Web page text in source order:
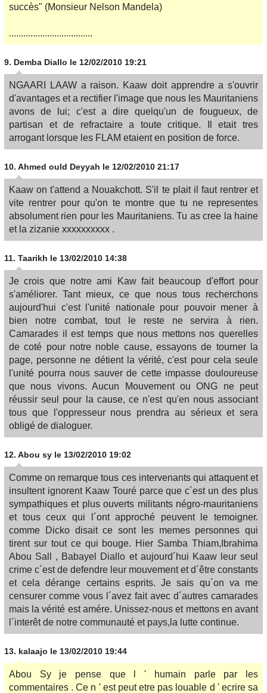
succès" (Monsieur Nelson Mandela)
...................................
9. Demba Diallo le 12/02/2010 19:21
NGAARI LAAW a raison. Kaaw doit apprendre a s'ouvrir
d'avantages et a rectifier l'image que nous les Mauritaniens
avons de lui; c'est a dire quelqu'un de fougueux, de
partisan et de refractaire a toute critique. Il etait tres
arrogant lorsque les FLAM etaient en position de force.
10. Ahmed ould Deyyah le 12/02/2010 21:17
Kaaw on t'attend a Nouakchott. S'il te plait il faut rentrer et
vite rentrer pour qu'on te montre que tu ne representes
absolument rien pour les Mauritaniens. Tu as cree la haine
et la zizanie xxxxxxxxxx .
11. Taarikh le 13/02/2010 14:38
Je crois que notre ami Kaw fait beaucoup d'effort pour
s'améliorer. Tant mieux, ce que nous tous recherchons
aujourd'hui c'est l'unité nationale pour pouvoir mener à
bien notre combat, tout le reste ne servira à rien.
Camarades il est temps que nous mettons nos querelles
de coté pour notre noble cause, essayons de tourner la
page, personne ne détient la vérité, c'est pour cela seule
l'unité pourra nous sauver de cette impasse douloureuse
que nous vivons. Aucun Mouvement ou ONG ne peut
réussir seul pour la cause, ce n'est qu'en nous associant
tous que l'oppresseur nous prendra au sérieux et sera
obligé de dialoguer.
12. Abou sy le 13/02/2010 19:02
Comme on remarque tous ces intervenants qui attaquent et
insultent ignorent Kaaw Touré parce que c´est un des plus
sympathiques et plus ouverts militants négro-mauritaniens
et tous ceux qui l´ont approché peuvent le temoigner.
comme Dicko disait ce sont les memes personnes qui
tirent sur tout ce qui bouge. Hier Samba Thiam,Ibrahima
Abou Sall , Babayel Diallo et aujourd´hui Kaaw leur seul
crime c´est de defendre leur mouvement et d´être constants
et cela dérange certains esprits. Je sais qu´on va me
censurer comme vous l´avez fait avec d´autres camarades
mais la vérité est amére. Unissez-nous et mettons en avant
l´interêt de notre communauté et pays,la lutte continue.
13. kalaajo le 13/02/2010 19:44
Abou Sy je pense que l ' humain parle par les
commentaires . Ce n ' est peut etre pas louable d ' ecrire sa